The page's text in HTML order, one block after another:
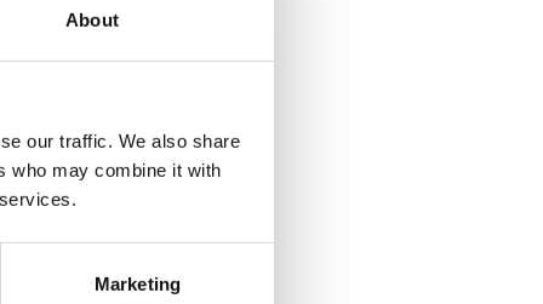
About
our traffic. We also share
who may combine it with
Marketing
sau